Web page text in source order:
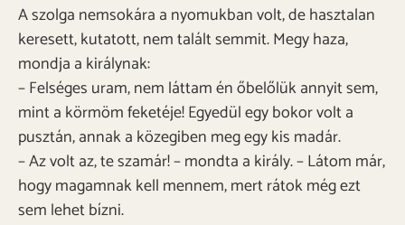
A szolga nemsokára a nyomukban volt, de hasztalan
keresett, kutatott, nem talált semmit. Megy haza,
mondja a királynak:
– Felséges uram, nem láttam én őbelőlük annyit sem,
mint a körmöm feketéje! Egyedül egy bokor volt a
pusztán, annak a közegiben meg egy kis madár.
– Az volt az, te szamár! – mondta a király. – Látom már,
hogy magamnak kell mennem, mert rátok még ezt
sem lehet bízni.